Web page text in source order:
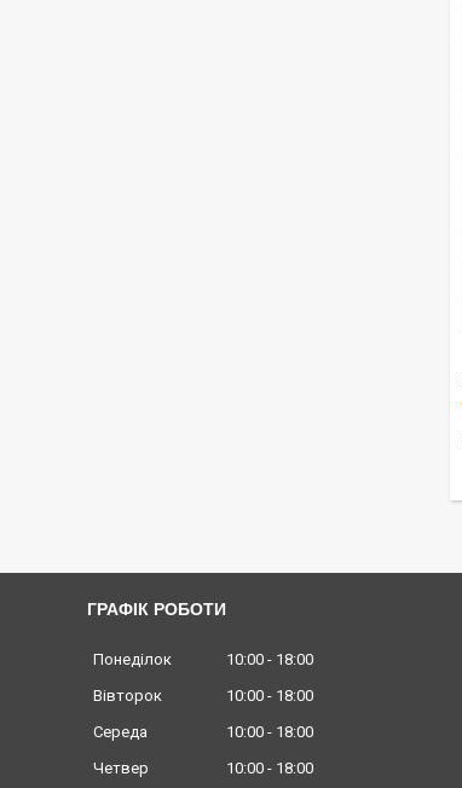
ГРАФІК РОБОТИ
Понеділок 10:00
18:00
Вівторок
10:00
18:00
Середа
10:00
18:00
Четвер
10:00 18:00